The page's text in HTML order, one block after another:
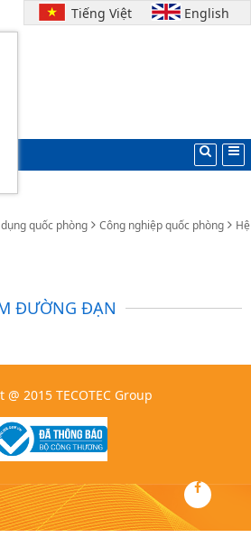
Tiếng Việt English
quốc phòng Công nghiệp quốc phòng
Hệ
ĐƯỜNG ĐẠN
2015 TECOTEC Group